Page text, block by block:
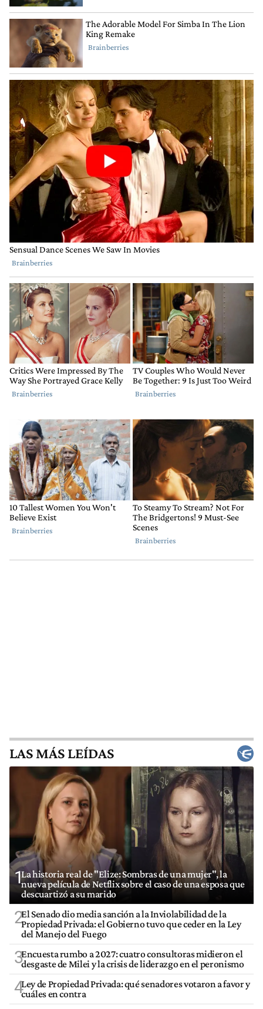
LAS MÁS LEÍDAS
1La historia real de "Elize: Sombras de una mujer", la
nueva película de Netflix sobre el caso de una esposa que
descuartizó a su marido
2El Senado dio media sanción a la Inviolabilidad de la
Propiedad Privada: el Gobierno tuvo que ceder en la Ley
del Manejo del Fuego
3Encuesta rumbo a 2027: cuatro consultoras midieron el
desgaste de Milei y la crisis de liderazgo en el peronismo
4Ley de Propiedad Privada: qué senadores votaron a favor y
cuáles en contra